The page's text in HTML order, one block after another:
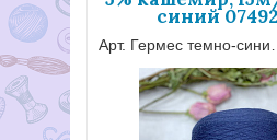
синий